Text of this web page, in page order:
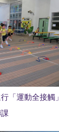
「運動全接觸」